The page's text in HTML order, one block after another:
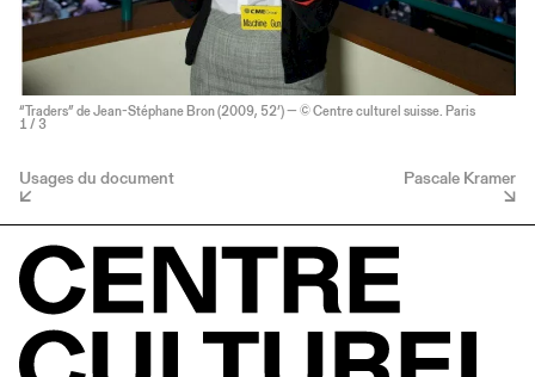
“Traders” de Jean-Stéphane Bron (2009, 52’) — © Centre culturel suisse. Paris
1 / 3
Usages du document Pascale Kramer